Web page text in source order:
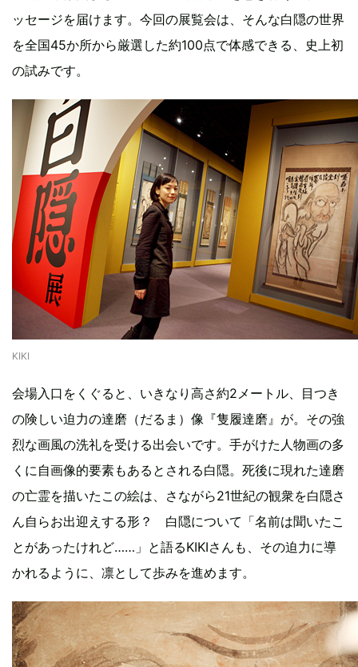
ッセージを届けます。今回の展覧会は、そんな白隠の世界
を全国45か所から厳選した約100点で体感できる、史上初
の試みです。
KIKI
会場入口をくぐると、いきなり高さ約2メートル、目つき
の険しい迫力の達磨（だるま）像『隻履達磨』が。その強
烈な画風の洗礼を受ける出会いです。手がけた人物画の多
くに自画像的要素もあるとされる白隠。死後に現れた達磨
の亡霊を描いたこの絵は、さながら21世紀の観衆を白隠さ
ん自らお出迎えする形？ 白隠について「名前は聞いたこ
とがあったけれど……」と語るKIKIさんも、その迫力に導
かれるように、凛として歩みを進めます。